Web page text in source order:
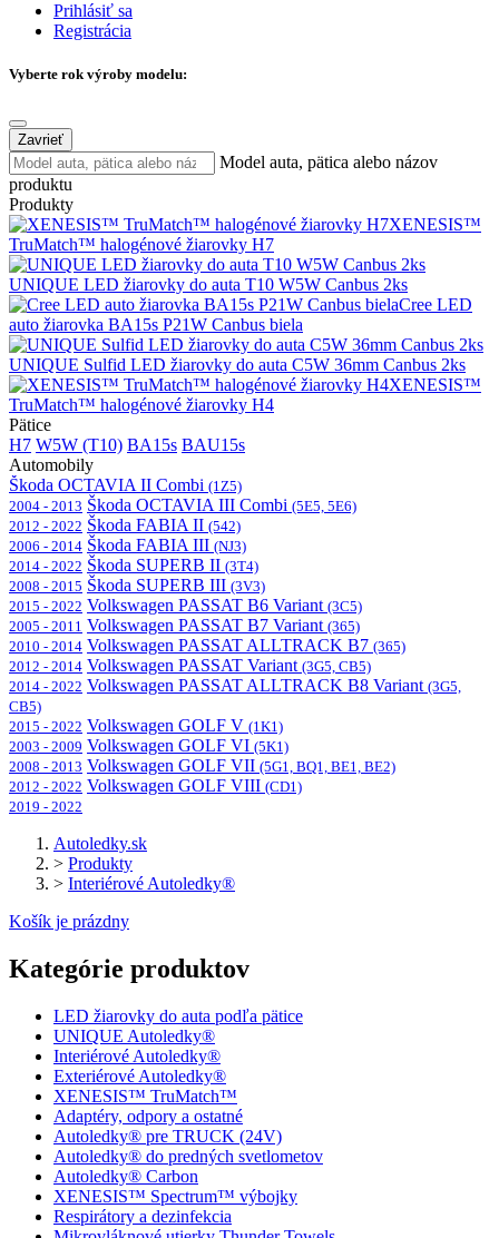
Prihlásiť sa
Registrácia
Vyberte rok výroby modelu:
Zavrieť
Model auta, pätica alebo názov
produktu
Produkty
XENESIS™
TruMatch™ halogénové žiarovky H7
UNIQUE LED žiarovky do auta T10 W5W Canbus 2ks
Cree LED
auto žiarovka BA15s P21W Canbus biela
UNIQUE Sulfid LED žiarovky do auta C5W 36mm Canbus 2ks
XENESIS™
TruMatch™ halogénové žiarovky H4
Pätice
H7 W5W (T10) BA15s BAU15s
Automobily
Škoda OCTAVIA II Combi (1Z5)
2004 - 2013 Škoda OCTAVIA III Combi (5E5, 5E6)
2012 - 2022 Škoda FABIA II (542)
2006 - 2014 Škoda FABIA III (NJ3)
2014 - 2022 Škoda SUPERB II (3T4)
2008 - 2015 Škoda SUPERB III (3V3)
2015 - 2022 Volkswagen PASSAT B6 Variant (3C5)
2005 - 2011 Volkswagen PASSAT B7 Variant (365)
2010 - 2014 Volkswagen PASSAT ALLTRACK B7 (365)
2012 - 2014 Volkswagen PASSAT Variant (3G5, CB5)
2014 - 2022 Volkswagen PASSAT ALLTRACK B8 Variant (3G5,
CB5)
2015 - 2022 Volkswagen GOLF V (1K1)
2003 - 2009 Volkswagen GOLF VI (5K1)
2008 - 2013 Volkswagen GOLF VII (5G1, BQ1, BE1, BE2)
2012 - 2022 Volkswagen GOLF VIII (CD1)
2019 - 2022
Autoledky.sk
> Produkty
> Interiérové Autoledky®
Košík je prázdny
Kategórie produktov
LED žiarovky do auta podľa pätice
UNIQUE Autoledky®
Interiérové Autoledky®
Exteriérové Autoledky®
XENESIS™ TruMatch™
Adaptéry, odpory a ostatné
Autoledky® pre TRUCK (24V)
Autoledky® do predných svetlometov
Autoledky® Carbon
XENESIS™ Spectrum™ výbojky
Respirátory a dezinfekcia